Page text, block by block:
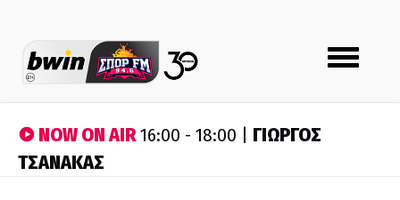
Toggle
navigation
NOW ON AIR16:00 - 18:00 | ΓΙΩΡΓΟΣ
ΤΣΑΝΑΚΑΣ